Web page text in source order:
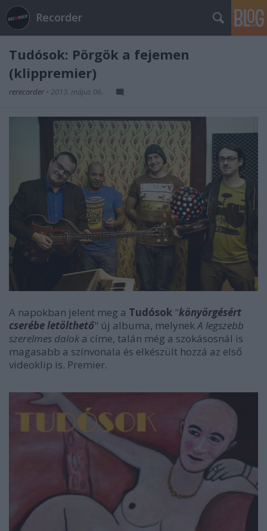
Recorder
Tudósok: Pörgök a fejemen
(klippremier)
rerecorder • 2013. május 06.
A napokban jelent meg a Tudósok "könyörgésért
cserébe letölthető" új albuma, melynek A legszebb
szerelmes dalok a címe, talán még a szokásosnál is
magasabb a színvonala és elkészült hozzá az első
videoklip is. Premier.